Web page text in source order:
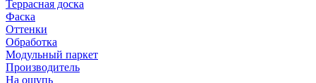
Террасная доска
Фаска
Оттенки
Обработка
Модульный паркет
Производитель
На ощупь